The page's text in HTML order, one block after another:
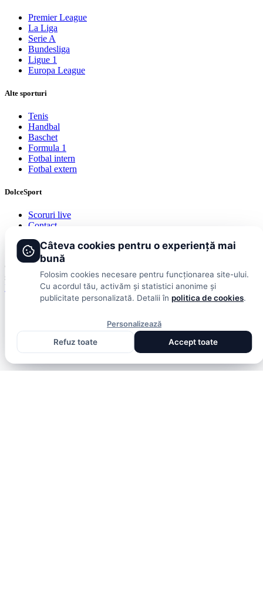
Premier League
La Liga
Serie A
Bundesliga
Ligue 1
Europa League
Alte sporturi
Tenis
Handbal
Baschet
Formula 1
Fotbal intern
Fotbal extern
DolceSport
Scoruri live
Contact
Termeni și condiții
© 2026 DolceSport. Toate drepturile rezervate.
și analize din toate competițiile
Fotbal intern Fotbal extern Scoruri live
Câteva cookies pentru o experiență mai
bună
Folosim cookies necesare pentru funcționarea site-ului.
Cu acordul tău, activăm și statistici anonime și
publicitate personalizată. Detalii în politica de cookies.
Personalizează
Refuz toate
Accept toate